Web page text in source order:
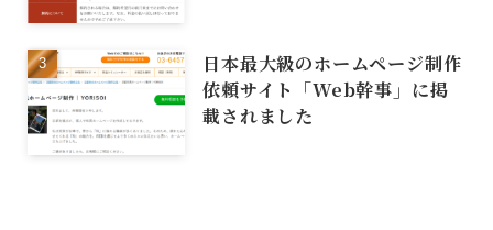
日本最大級のホームページ制作
依頼サイト「Web幹事」に掲
載されました